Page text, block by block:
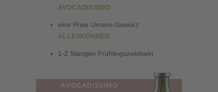
AVOCADISSIMO
eine Prise Umami-Gewürz
ALLESKÖNNER
1-2 Stangen Frühlingszwiebeln